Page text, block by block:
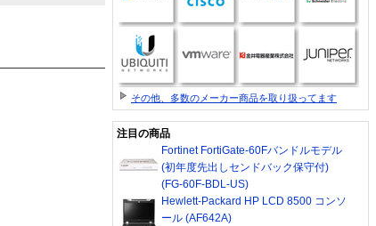
その他、多数のメーカー商品を取り扱ってます
注目の商品
Fortinet FortiGate-60Fバンドルモデル
(初年度先出しセンドバック保守付)
(FG-60F-BDL-US)
Hewlett-Packard HP LCD 8500 コンソ
ール (AF642A)